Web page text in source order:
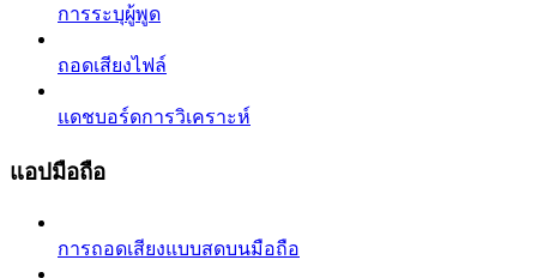
การระบุผู้พูด
ถอดเสียงไฟล์
แดชบอร์ดการวิเคราะห์
แอปมือถือ
การถอดเสียงแบบสดบนมือถือ